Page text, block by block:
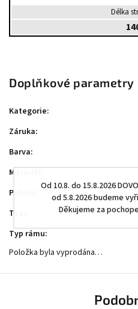
Od 10.8. do 15.8.2026
od 5.8.2026 budeme
Děkujeme za
Délka
Doplňkové parametry
Kategorie:
Záruka:
Barva:
Materiál
Pohlaví
Tvar
Typ rámu:
Položka byla vyprodána…